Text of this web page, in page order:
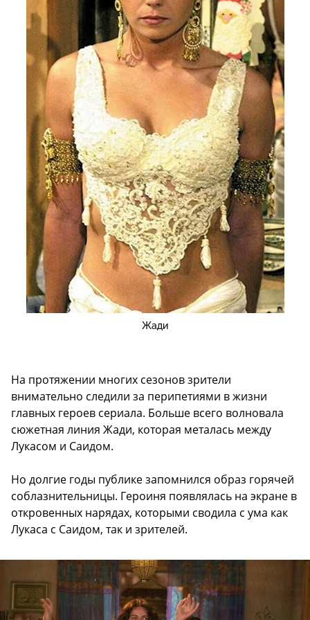
Жади
На протяжении многих сезонов зрители
внимательно следили за перипетиями в жизни
главных героев сериала. Больше всего волновала
сюжетная линия Жади, которая металась между
Лукасом и Саидом.
Но долгие годы публике запомнился образ горячей
соблазнительницы. Героиня появлялась на экране в
откровенных нарядах, которыми сводила с ума как
Лукаса с Саидом, так и зрителей.